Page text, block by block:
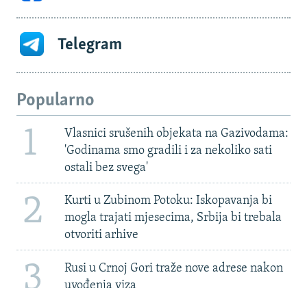
Telegram
Popularno
1
Vlasnici srušenih objekata na Gazivodama:
'Godinama smo gradili i za nekoliko sati
ostali bez svega'
2
Kurti u Zubinom Potoku: Iskopavanja bi
mogla trajati mjesecima, Srbija bi trebala
otvoriti arhive
3
Rusi u Crnoj Gori traže nove adrese nakon